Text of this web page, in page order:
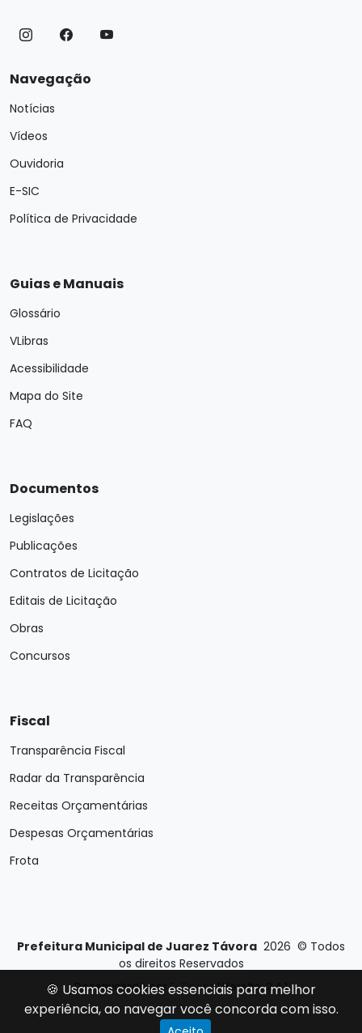
Navegação
Notícias
Vídeos
Ouvidoria
E-SIC
Política de Privacidade
Guias e Manuais
Glossário
VLibras
Acessibilidade
Mapa do Site
FAQ
Documentos
Legislações
Publicações
Contratos de Licitação
Editais de Licitação
Obras
Concursos
Fiscal
Transparência Fiscal
Radar da Transparência
Receitas Orçamentárias
Despesas Orçamentárias
Frota
Prefeitura Municipal de Juarez Távora 2026 © Todos
os direitos Reservados
Desenvolvido porE-Ticons| Versão: 2.4.1
🍪 Usamos cookies essenciais para melhor
experiência, ao navegar você concorda com isso.